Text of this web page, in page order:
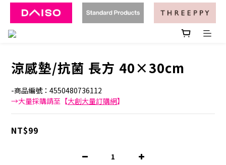
涼感墊/抗菌 長方 40×30cm
-商品編號：4550480736112
→大量採購請至【大創大量訂購網】
NT$99